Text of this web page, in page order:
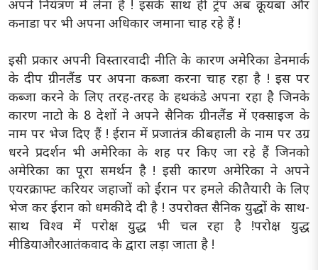
अपने नियंत्रण में लेना है ! इसके साथ ही ट्रंप अब क़ूयबा और
कनाडा पर भी अपना अधिकार जमाना चाह रहे हैं !
इसी प्रकार अपनी विस्तारवादी नीति के कारण अमेरिका डेनमार्क
के दीप ग्रीनलैंड पर अपना कब्जा करना चाह रहा है ! इस पर
कब्जा करने के लिए तरह-तरह के हथकंडे अपना रहा है जिनके
कारण नाटो के 8 देशों ने अपने सैनिक ग्रीनलैंड में एक्साइज के
नाम पर भेज दिए हैं ! ईरान में प्रजातंत्र की बहाली के नाम पर उग्र
धरने प्रदर्शन भी अमेरिका के शह पर किए जा रहे हैं जिनको
अमेरिका का पूरा समर्थन है ! इसी कारण अमेरिका ने अपने
एयरक्राफ्ट करियर जहाजों को ईरान पर हमले की तैयारी के लिए
भेज कर ईरान को धमकी दे दी है ! उपरोक्त सैनिक युद्धों के साथ-
साथ विश्व में परोक्ष युद्ध भी चल रहा है !परोक्ष युद्ध
मीडियाऔरआतंकवाद के द्वारा लड़ा जाता है !